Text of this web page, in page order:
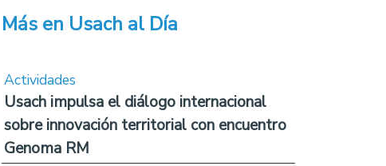
Más en Usach al Día
Actividades
Usach impulsa el diálogo internacional
sobre innovación territorial con encuentro
Genoma RM